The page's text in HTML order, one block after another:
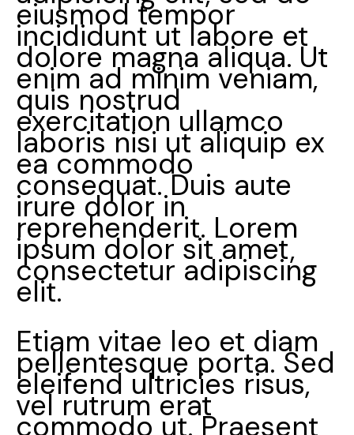
eiusmod tempor
incididunt ut labore et
dolore magna aliqua. Ut
enim ad minim veniam,
quis nostrud
exercitation ullamco
laboris nisi ut aliquip ex
ea commodo
consequat. Duis aute
irure dolor in
reprehenderit. Lorem
ipsum dolor sit amet,
consectetur adipiscing
elit.
Etiam vitae leo et diam
pellentesque porta. Sed
eleifend ultricies risus,
vel rutrum erat
commodo ut. Praesent